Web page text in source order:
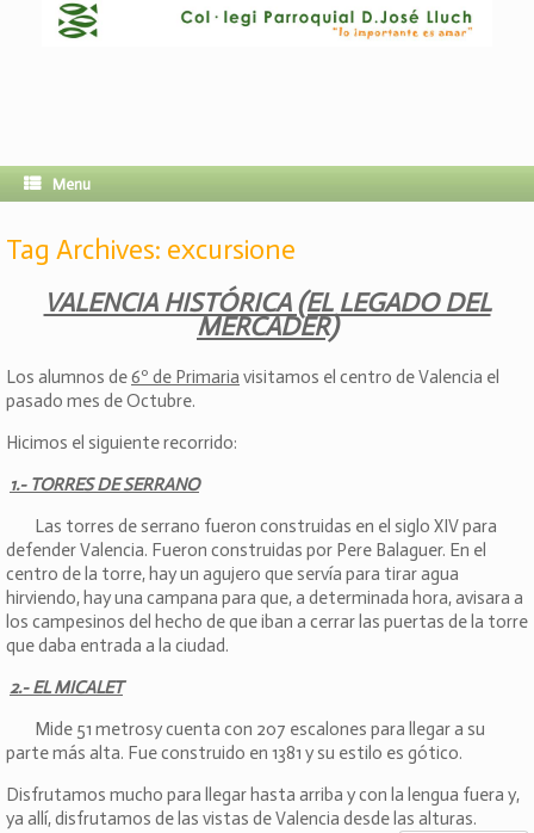
Menu
Tag Archives: excursione
VALENCIA HISTÓRICA (EL LEGADO DEL
MERCADER)
Los alumnos de6º de Primaria visitamos el centro de Valencia el
pasado mes de Octubre.
Hicimos el siguiente recorrido:
1.- TORRES DE SERRANO
Las torres de serrano fueron construidas en el siglo XIV para
defender Valencia. Fueron construidas por Pere Balaguer. En el
centro de la torre, hay un agujero que servía para tirar agua
hirviendo, hay una campana para que, a determinada hora, avisara a
los campesinos del hecho de que iban a cerrar las puertas de la torre
que daba entrada a la ciudad.
2.- EL MICALET
Mide 51 metrosy cuenta con 207 escalones para llegar a su
parte más alta. Fue construido en 1381 y su estilo es gótico.
Disfrutamos mucho para llegar hasta arriba y con la lengua fuera y,
ya allí, disfrutamos de las vistas de Valencia desde las alturas.